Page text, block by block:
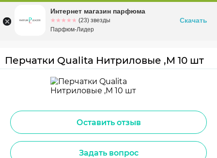
Омскул. Заозерная, 11, к. 1
Перчатки Qualita Нитриловые ,M 10 шт
Оставить отзыв
Задать вопрос
Интернет магазин парфюма
☆☆☆☆☆
★★★★★ (23) звезды
Парфюм-Лидер
Скачать